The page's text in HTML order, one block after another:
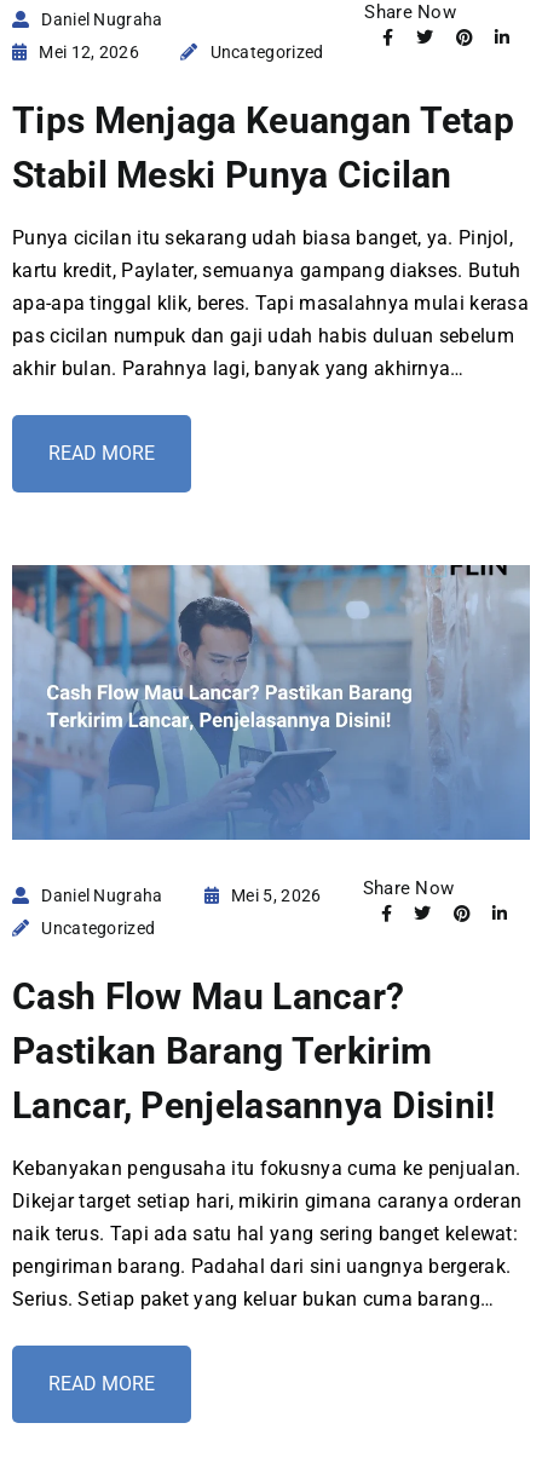
Daniel Nugraha
Mei 12, 2026
Uncategorized
Share Now
Tips Menjaga Keuangan Tetap
Stabil Meski Punya Cicilan
Punya cicilan itu sekarang udah biasa banget, ya. Pinjol,
kartu kredit, Paylater, semuanya gampang diakses. Butuh
apa-apa tinggal klik, beres. Tapi masalahnya mulai kerasa
pas cicilan numpuk dan gaji udah habis duluan sebelum
akhir bulan. Parahnya lagi, banyak yang akhirnya…
READ MORE
Daniel Nugraha
Mei 5, 2026
Uncategorized
Share Now
Cash Flow Mau Lancar?
Pastikan Barang Terkirim
Lancar, Penjelasannya Disini!
Kebanyakan pengusaha itu fokusnya cuma ke penjualan.
Dikejar target setiap hari, mikirin gimana caranya orderan
naik terus. Tapi ada satu hal yang sering banget kelewat:
pengiriman barang. Padahal dari sini uangnya bergerak.
Serius. Setiap paket yang keluar bukan cuma barang…
READ MORE